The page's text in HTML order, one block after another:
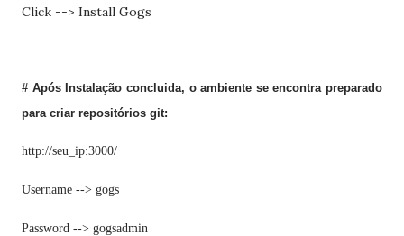
Click --> Install Gogs
# Após Instalação concluida, o ambiente se encontra preparado
para criar repositórios git:
http://seu_ip:3000/
Username --> gogs
Password --> gogsadmin